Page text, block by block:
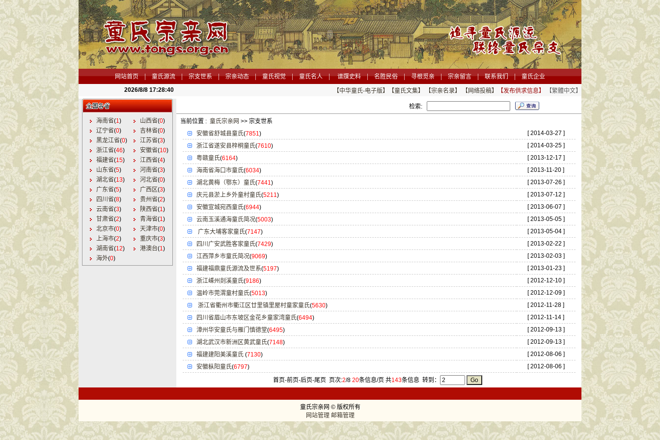
网站首页 | 童氏源流 | 宗支世系 | 宗亲动态 | 童氏视觉 | 童氏名人 | 谱牒史料 | 名胜民俗 | 寻根觅亲 | 宗亲留言 | 联系我们 |
童氏企业
2026/8/8 17:28:40
【中华童氏-电子版】 【童氏文集】 【宗亲名录】 【网络投稿】 【发布供求信息】 【繁體中文】
海南省(1) 山西省(0)
辽宁省(0) 吉林省(0)
黑龙江省(0) 江苏省(3)
浙江省(46) 安徽省(10)
福建省(15) 江西省(4)
山东省(5) 河南省(3)
湖北省(13) 河北省(0)
广东省(5) 广西区(3)
四川省(8) 贵州省(2)
云南省(3) 陕西省(1)
甘肃省(2) 青海省(1)
北京市(0) 天津市(0)
上海市(2) 重庆市(3)
湖南省(12) 港澳台(1)
海外(0)
检索:
当前位置 : 童氏宗亲网 >> 宗支世系
安徽省舒城县童氏(7851)
[ 2014-03-27 ]
浙江省遂安县梓桐童氏(7610)
[ 2014-03-25 ]
粤赣童氏(6164)
[ 2013-12-17 ]
海南省海口市童氏(6034)
[ 2013-11-20 ]
湖北黄梅（鄂东）童氏(7441)
[ 2013-07-26 ]
庆元县淤上乡外童村童氏(5211)
[ 2013-07-12 ]
安徽宣城宛西童氏(6944)
[ 2013-06-07 ]
云南玉溪通海童氏简况(5003)
[ 2013-05-05 ]
广东大埔客家童氏(7147)
[ 2013-05-04 ]
四川广安武胜客家童氏(7429)
[ 2013-02-22 ]
江西萍乡市童氏简况(9069)
[ 2013-02-03 ]
福建福鼎童氏源流及世系(5197)
[ 2013-01-23 ]
浙江嵊州剡溪童氏(9186)
[ 2012-12-10 ]
温岭市莞渭童村童氏(5013)
[ 2012-12-09 ]
浙江省衢州市衢江区廿里镇里屋村童家童氏‏
(
5630
)
[ 2012-11-28 ]
四川省眉山市东坡区金花乡童家湾童氏(6494)
[ 2012-11-14 ]
漳州华安童氏与雁门慎德堂(6495)
[ 2012-09-13 ]
湖北武汉市新洲区黄武童氏(7148)
[ 2012-09-13 ]
福建建阳美溪童氏 (7130)
[ 2012-08-06 ]
安徽枞阳童氏‏
(
6797
)
[ 2012-08-06 ]
首页-前页-后页-尾页 页次:2/8 20条信息/页 共143条信息 转到：
童氏宗亲网 © 版权所有
网站管理 邮箱管理